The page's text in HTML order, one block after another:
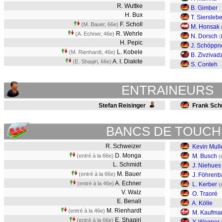
R. Wuttke
H. Bux
(M. Bauer, 66e) F. Scholl
(A. Echner, 46e) R. Wehrle
H. Pepic
(M. Rienhardt, 46e) L. Kobele
(E. Shaqiri, 66e) A. I. Diakite
B. Gimber
T.
M. Honsak
N. Dorsch (
J.
B.
S. Conteh
ENTRAINEURS
Stefan Reisinger Frank
BANCS DE
R. Schweizer
(entré à la 66e) D. Monga
L. Schmidt
(entré à la 66e) M. Bauer
(entré à la 46e) A. Echner
V. Walz
E. Benali
(entré à la 46e) M. Rienhardt
(entré à la 66e) E. Shaqiri
Kevin
M. Busch
J. Niehues
J.
L. Kerber
O. Traoré
A. Kölle
M.